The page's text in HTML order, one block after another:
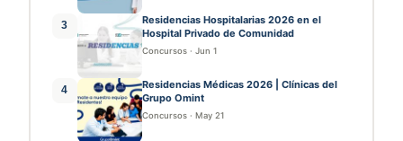
3
Residencias Hospitalarias 2026 en el
Hospital Privado de Comunidad
Concursos · Jun 1
4
Residencias Médicas 2026 | Clínicas del
Grupo Omint
Concursos · May 21